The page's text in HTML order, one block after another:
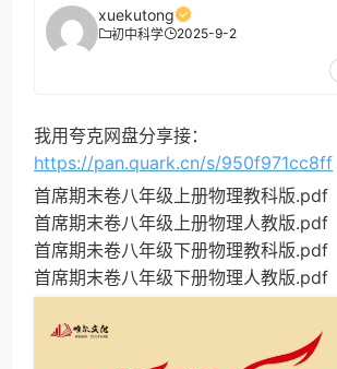
xuekutong
初中科学 2025-9-2
我用夸克网盘分享接：
https://pan.quark.cn/s/950f971cc8ff
首席期末卷八年级上册物理教科版.pdf
首席期末卷八年级上册物理人教版.pdf
首席期未卷八年级下册物理教科版.pdf
首席期末卷八年级下册物理人教版.pdf